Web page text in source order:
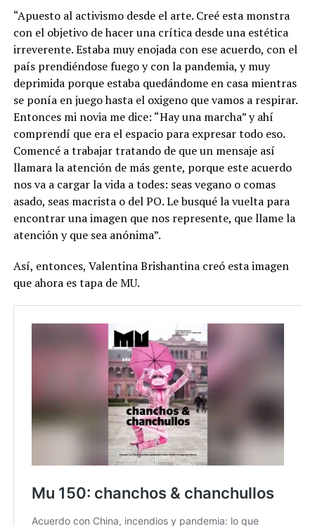
“Apuesto al activismo desde el arte. Creé esta monstra
con el objetivo de hacer una crítica desde una estética
irreverente. Estaba muy enojada con ese acuerdo, con el
país prendiéndose fuego y con la pandemia, y muy
deprimida porque estaba quedándome en casa mientras
se ponía en juego hasta el oxigeno que vamos a respirar.
Entonces mi novia me dice: “Hay una marcha” y ahí
comprendí que era el espacio para expresar todo eso.
Comencé a trabajar tratando de que un mensaje así
llamara la atención de más gente, porque este acuerdo
nos va a cargar la vida a todes: seas vegano o comas
asado, seas macrista o del PO. Le busqué la vuelta para
encontrar una imagen que nos represente, que llame la
atención y que sea anónima”.
Así, entonces, Valentina Brishantina creó esta imagen
que ahora es tapa de MU.